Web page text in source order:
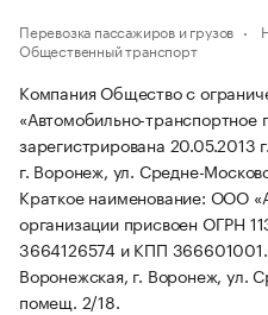
Перевозка пассажиров и грузов
Общественный транспорт
Компания Общество с
«Автомобильно-транспортное
зарегистрирована 20.05.2013
г. Воронеж, ул. Средне-
Краткое наименование: ООО
организации присвоен ОГРН
3664126574 и КПП 366601001.
Воронежская, г. Воронеж, ул.
помещ. 2/18.